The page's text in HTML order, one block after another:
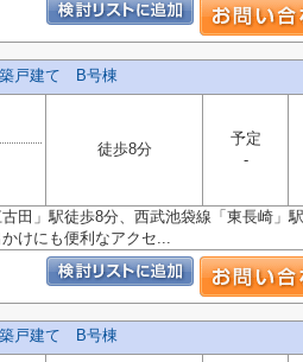
戸建て B号棟
徒歩8分
予定
-
」駅徒歩8分、西武池袋線「東長崎」駅
けにも便利なアクセ...
戸建て B号棟